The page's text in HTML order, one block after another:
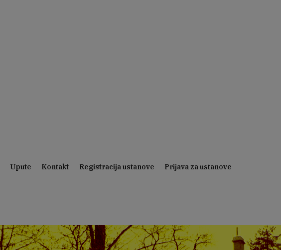
Upute Kontakt Registracija ustanove Prijava za ustanove